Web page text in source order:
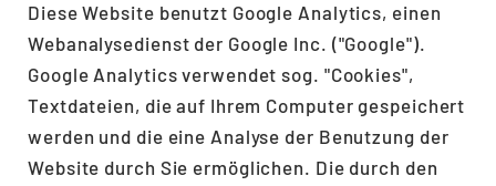
Diese Website benutzt Google Analytics, einen
Webanalysedienst der Google Inc. ("Google").
Google Analytics verwendet sog. "Cookies",
Textdateien, die auf Ihrem Computer gespeichert
werden und die eine Analyse der Benutzung der
Website durch Sie ermöglichen. Die durch den